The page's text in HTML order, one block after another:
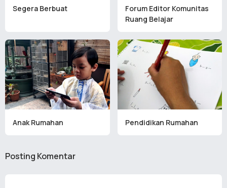
Segera Berbuat
Forum Editor Komunitas
Ruang Belajar
Anak Rumahan Pendidikan Rumahan
Posting Komentar